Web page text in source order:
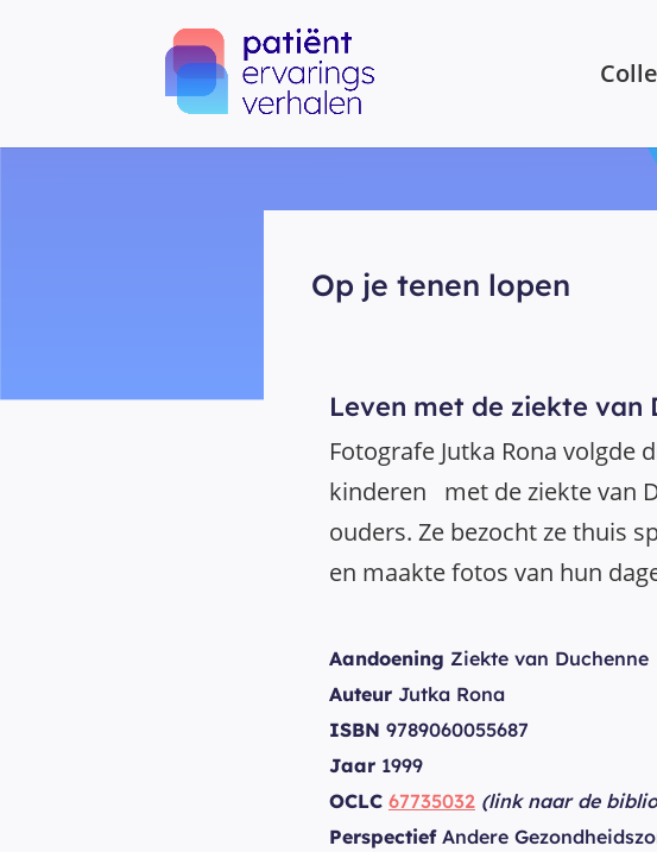
Op je tenen lopen
Leven met de ziekte van
Fotografe Jutka Rona volgde
kinderen met de ziekte van
ouders. Ze bezocht ze thuis
en maakte fotos van hun
Aandoening Ziekte van Duchenne
Auteur Jutka Rona
ISBN 9789060055687
Jaar 1999
OCLC 67735032 (link naar de
PerspectiefAndere